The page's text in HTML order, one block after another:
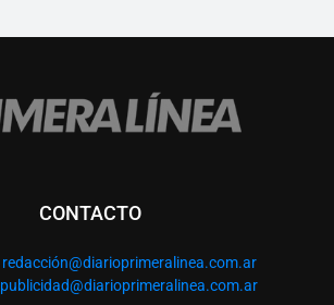
CONTACTO
redacción@diarioprimeralinea.com.ar
publicidad@diarioprimeralinea.com.ar